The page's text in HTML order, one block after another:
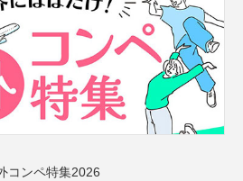
コンペ特集2026